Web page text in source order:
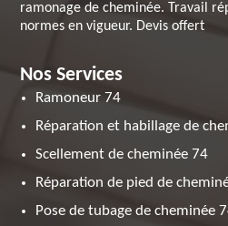
ramonage de cheminée. Travail
normes en vigueur. Devis offert
Nos Services
Ramoneur 74
Réparation et habillage de
Scellement de cheminée 74
Réparation de pied de
Pose de tubage de cheminée